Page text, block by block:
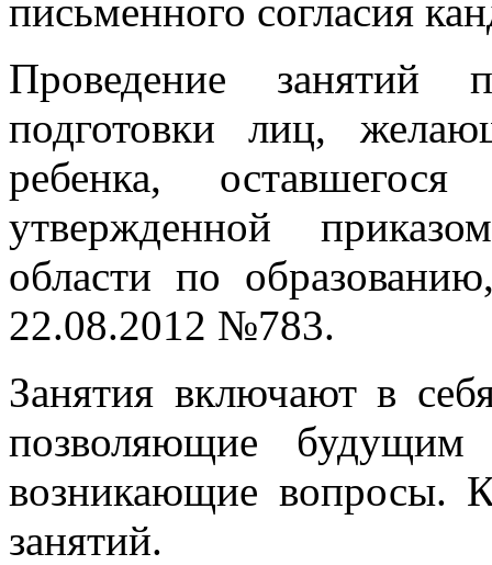
письменного согласия
Проведение занятий
подготовки лиц,
ребенка,
утвержденной
области по
22.08.2012 №783.
Занятия включают в
позволяющие будущим
возникающие вопросы.
занятий.